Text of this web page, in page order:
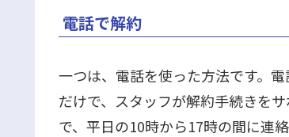
電話で解約
一つは、電話を使った方法です。
だけで、スタッフが解約手続きを
で、平日の10時から17時の間に連